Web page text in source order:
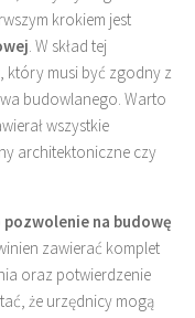
krokiem jest
. W skład tej
musi być zgodny z
budowlanego. Warto
wszystkie
architektoniczne czy
pozwolenie na budowę
zawierać komplet
oraz potwierdzenie
że urzędnicy mogą